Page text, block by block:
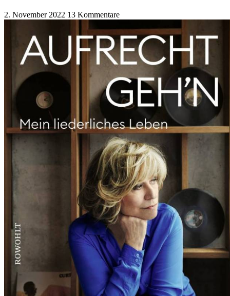
2. November 2022 13 Kommentare